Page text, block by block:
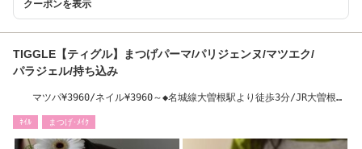
クーポンを表示
TIGGLE【ティグル】まつげパーマ/パリジェンヌ/マツエク/
パラジェル/持ち込み
マツパ¥3960/ネイル¥3960～◆名城線大曽根駅より徒歩3分/JR大曽根駅
ﾈｲﾙ まつげ･ﾒｲｸ